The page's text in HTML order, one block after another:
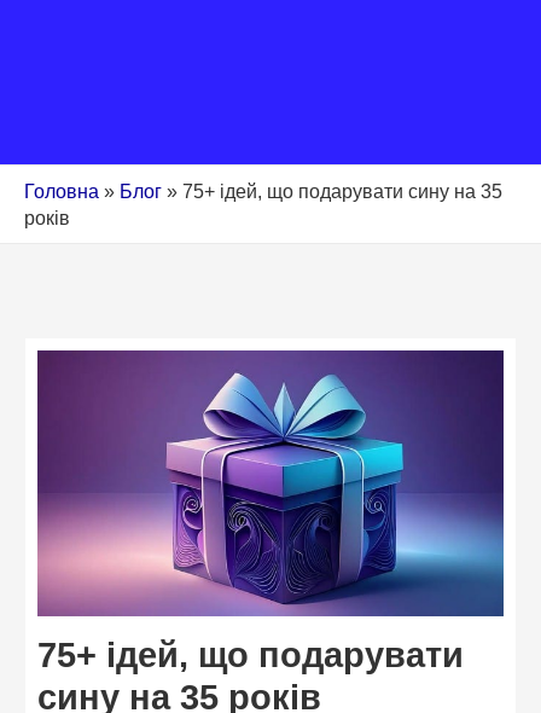
Головна » Блог » 75+ ідей, що подарувати сину на 35
років
75+ ідей, що подарувати
сину на 35 років